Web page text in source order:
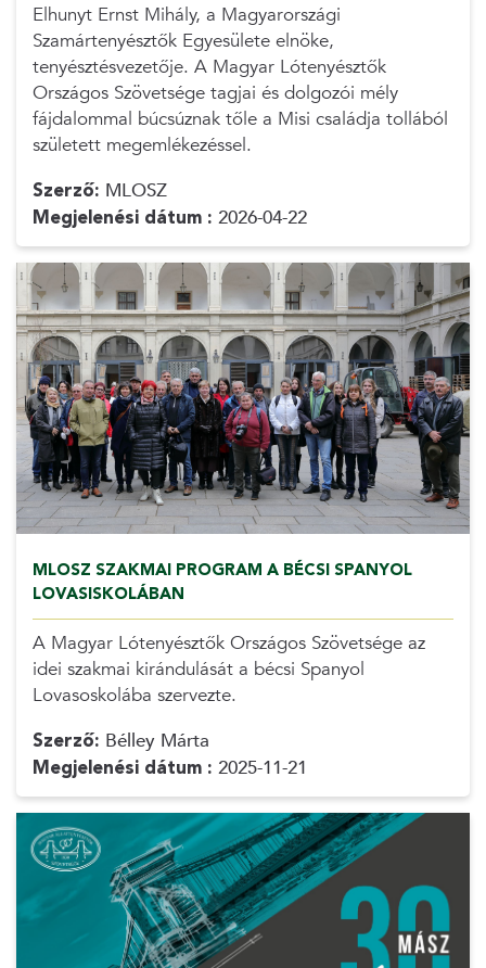
Elhunyt Ernst Mihály, a Magyarországi
Szamártenyésztők Egyesülete elnöke,
tenyésztésvezetője. A Magyar Lótenyésztők
Országos Szövetsége tagjai és dolgozói mély
fájdalommal búcsúznak tőle a Misi családja tollából
született megemlékezéssel.
Szerző: MLOSZ
Megjelenési dátum : 2026-04-22
MLOSZ SZAKMAI PROGRAM A BÉCSI SPANYOL
LOVASISKOLÁBAN
A Magyar Lótenyésztők Országos Szövetsége az
idei szakmai kirándulását a bécsi Spanyol
Lovasoskolába szervezte.
Szerző: Bélley Márta
Megjelenési dátum : 2025-11-21